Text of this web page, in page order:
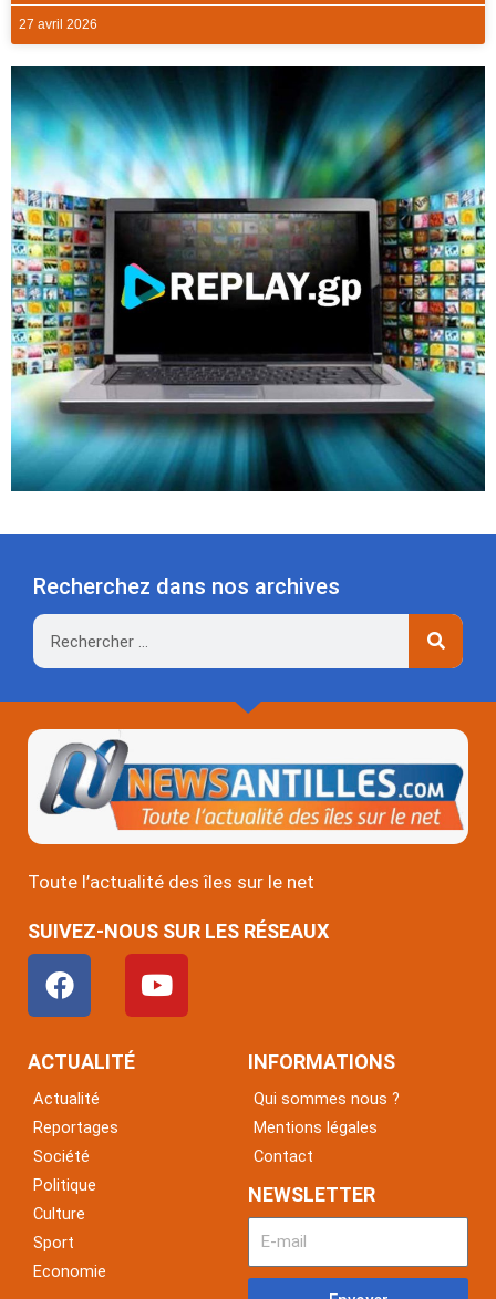
27 avril 2026
Recherchez dans nos archives
Rechercher
Toute l’actualité des îles sur le net
SUIVEZ-NOUS SUR LES RÉSEAUX
F
a
c
e
o
o
k
Y
o
u
ACTUALITÉ
Actualité
Reportages
Société
Politique
Culture
Sport
Economie
INFORMATIONS
Qui sommes nous ?
Mentions légales
Contact
NEWSLETTER